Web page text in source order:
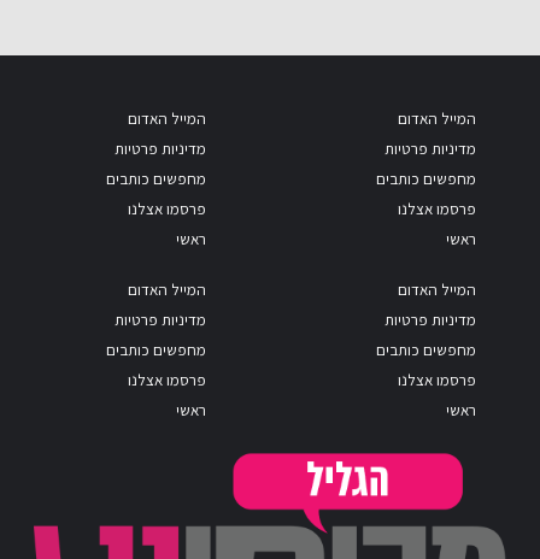
המייל האדום
מדיניות פרטיות
מחפשים כותבים
פרסמו אצלנו
ראשי
המייל האדום
מדיניות פרטיות
מחפשים כותבים
פרסמו אצלנו
ראשי
המייל האדום
מדיניות פרטיות
מחפשים כותבים
פרסמו אצלנו
ראשי
המייל האדום
מדיניות פרטיות
מחפשים כותבים
פרסמו אצלנו
ראשי